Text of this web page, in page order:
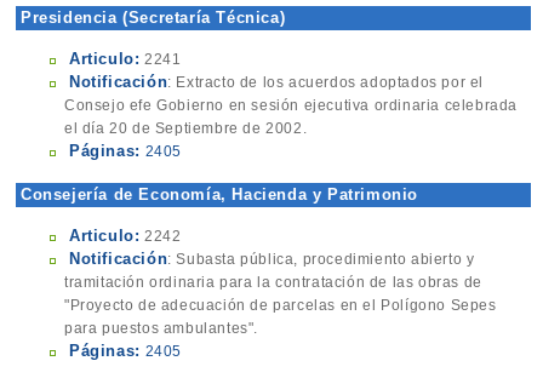
Presidencia (Secretaría Técnica)
Articulo: 2241
Notificación: Extracto de los acuerdos adoptados por el
Consejo efe Gobierno en sesión ejecutiva ordinaria celebrada
el día 20 de Septiembre de 2002.
Páginas: 2405
Consejería de Economía, Hacienda y Patrimonio
Articulo: 2242
Notificación: Subasta pública, procedimiento abierto y
tramitación ordinaria para la contratación de las obras de
"Proyecto de adecuación de parcelas en el Polígono Sepes
para puestos ambulantes".
Páginas: 2405